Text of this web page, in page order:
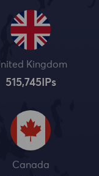
Kingdom
515,745IPs
Canada